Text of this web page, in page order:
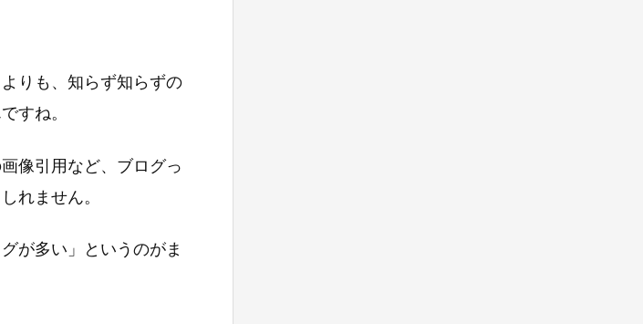
りも、知らず知らずの
すね。
像引用など、ブログっ
れません。
が多い」というのがま